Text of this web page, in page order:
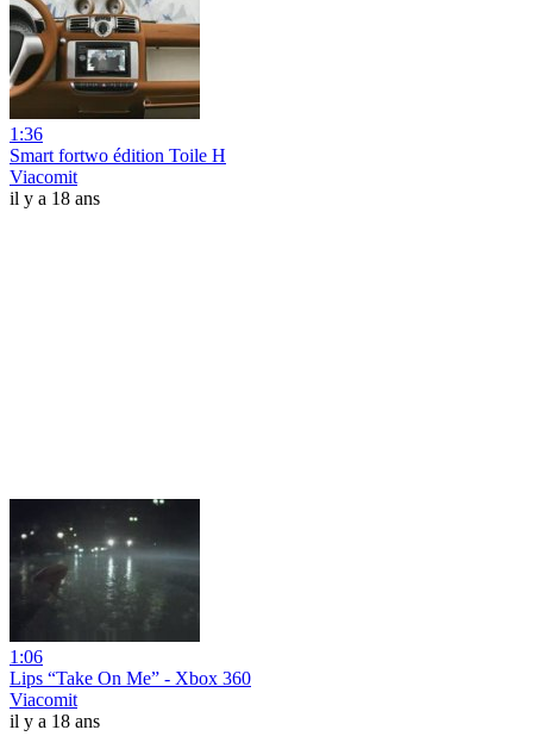
1:36
Smart fortwo édition Toile H
Viacomit
il y a 18 ans
1:06
Lips “Take On Me” - Xbox 360
Viacomit
il y a 18 ans